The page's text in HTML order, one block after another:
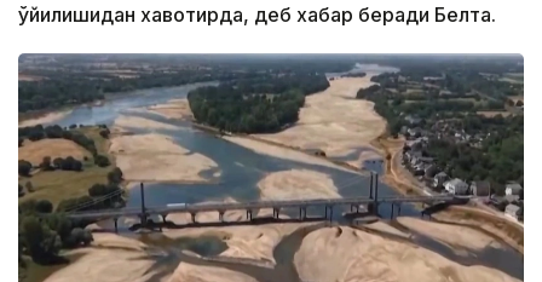
қўйилишидан хавотирда, деб хабар беради Белта.